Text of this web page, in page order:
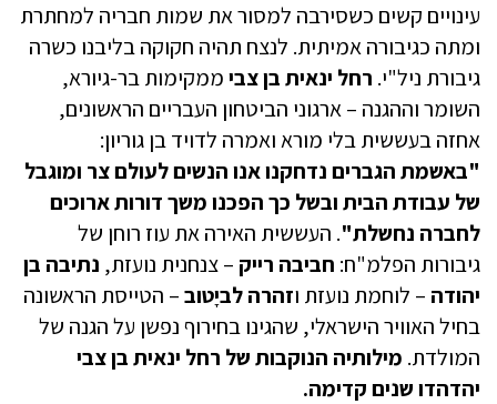
עינויים קשים כשסירבה למסור את שמות חבריה למחתרת
ומתה כגיבורה אמיתית. לנצח תהיה חקוקה בליבנו כשרה
גיבורת ניל"י. רחל ינאית בן צביממקימות בר-גיורא,
השומר וההגנה – ארגוני הביטחון העבריים הראשונים,
אחזה בעששית בלי מורא ואמרה לדויד בן גוריון:
"באשמת הגברים נדחקנו אנו הנשים לעולם צר ומוגבל
של עבודת הבית ובשל כך הפכנו משך דורות ארוכים
לחברה נחשלת". העששית האירה את עוז רוחן של
גיבורות הפלמ"ח: חביבה רייק – צנחנית נועזת, נתיבה בן
יהודה – לוחמת נועזת וזהרה לביָטוב– הטייסת הראשונה
בחיל האוויר הישראלי, שהגינו בחירוף נפשן על הגנה של
המולדת. מילותיה הנוקבות של רחל ינאית בן צבי
יהדהדו שנים קדימה.